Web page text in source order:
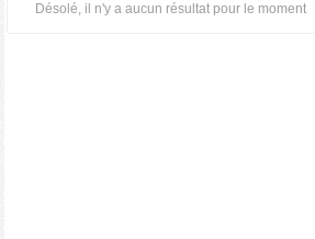
Désolé, il n'y a aucun résultat pour le moment